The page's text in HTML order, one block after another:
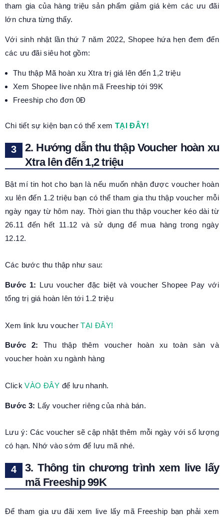
tham gia của hàng triệu sản phẩm giảm giá kèm các ưu đãi
lớn chưa từng thấy.
Với sinh nhật lần thứ 7 năm 2022, Shopee hứa hẹn đem đến
các ưu đãi siêu hot gồm:
Thu thập Mã hoàn xu Xtra trị giá lên đến 1,2 triệu
Xem Shopee live nhận mã Freeship tới 99K
Freeship cho đơn 0Đ
Chi tiết sự kiện bạn có thể xem TẠI ĐÂY!
2. Hướng dẫn thu thập Voucher hoàn xu
Xtra lên đến 1,2 triệu
Bật mí tin hot cho bạn là nếu muốn nhận được voucher hoàn
xu lên đến 1.2 triệu bạn có thể tham gia thu thập voucher mỗi
ngày ngay từ hôm nay. Thời gian thu thập voucher kéo dài từ
26.11 đến hết 11.12 và sử dụng để mua hàng trong ngày
12.12.
Các bước thu thập như sau:
Bước 1: Lưu voucher đặc biệt và voucher Shopee Pay với
tổng trị giá hoàn lên tới 1.2 triệu
Xem link lưu voucherTẠI ĐÂY!
Bước 2:
Thu thập thêm voucher hoàn xu toàn sàn và
voucher hoàn xu ngành hàng
ClickVÀO ĐÂY để lưu nhanh.
Bước 3: Lấy voucher riêng của nhà bán.
Lưu ý: Các voucher sẽ cập nhật thêm mỗi ngày với số lượng
có hạn. Nhớ vào sớm để lưu mã nhé.
3. Thông tin chương trình xem live lấy
mã Freeship 99K
Để tham gia ưu đãi xem live lấy mã Freeship bạn phải xem